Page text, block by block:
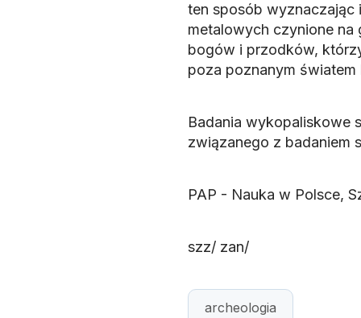
ten sposób wyznaczając
metalowych czynione na
bogów i przodków,
poza poznanym światem
Badania wykopaliskowe
związanego z badaniem
PAP - Nauka w Polsce,
szz/ zan/
archeologia